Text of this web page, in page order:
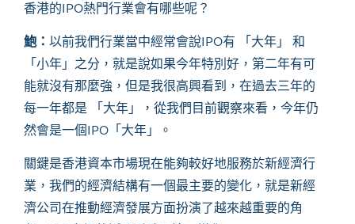
香港的IPO熱門行業會有哪些呢？
鮑： 以前我們行業當中經常會說IPO有 「大年」 和
「小年」之分，就是說如果今年特別好，第二年有可
能就沒有那麼強，但是我很高興看到，在過去三年的
每一年都是 「大年」，從我們目前觀察來看，今年仍
然會是一個IPO「大年」。
關鍵是香港資本市場現在能夠較好地服務於新經濟行
業，我們的經濟結構有一個最主要的變化，就是新經
濟公司在推動經濟發展方面扮演了越來越重要的角